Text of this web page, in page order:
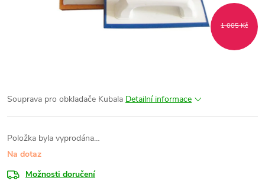
1 005 Kč
Souprava pro obkladače Kubala Detailní informace
Položka byla vyprodána…
Na dotaz
Možnosti doručení